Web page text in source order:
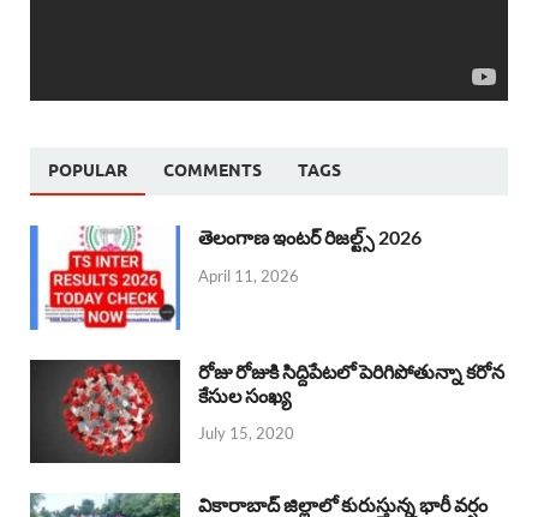
POPULAR COMMENTS TAGS
తెలంగాణ ఇంటర్ రిజల్ట్స్ 2026
April 11, 2026
రోజు రోజుకి సిద్దిపేటలో పెరిగిపోతున్నా కరోన
కేసుల సంఖ్య
July 15, 2020
వికారాబాద్ జిల్లాలో కురుస్తున్న భారీ వర్షం